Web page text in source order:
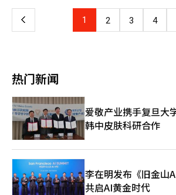
用和药品费用是否可以作为公司费用处理，
样的标准，公司应予以说明。” 不过，金前
资料的保密性非常严格”。对于与新东国韩阳
表示：“我认识新董事长，但大约一年前才第
美如何正常化的问题”，并强调此次举报并
益。他表示：“这是为了讨论韩美制药集团的
化。”另外，1968年出生的金前代表于1996
在韩美制药管理层秘书处工作，协助创始人
2017年创立了专注于免疫治疗的生物科技公司
Therapeutics。Cure Therapeutics于2024
道经人工智能（AI）系统翻译与编辑。
健产业振兴院的董事推荐委员会进行书面和
以及韩国数字健康学会会长等重要职务，积累
健康领域的经验。 目前，他还担任国家生物创新委员会委员，并
作为韩国医学科学院政策开发委员会运营委员
策学部的正式会员，积极参与学术界和政策领域的
利部表示：“高新任院长在医疗领域拥有深
政策实践经验，期待他能够在此基础上有效推
物健康产业的发展，为保健产业的进步做出
道经人工智能（AI）系统翻译与编辑。
上 1 2 3 4
热门新闻
爱敬产业携手复旦大
韩中皮肤科研合作
李在明发布《旧金山
共启AI黄金时代